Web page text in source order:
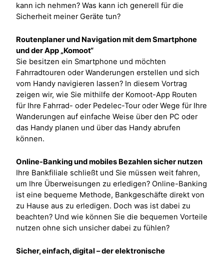
kann ich nehmen? Was kann ich generell für die
Sicherheit meiner Geräte tun?
Routenplaner und Navigation mit dem Smartphone
und der App „Komoot“
Sie besitzen ein Smartphone und möchten
Fahrradtouren oder Wanderungen erstellen und sich
vom Handy navigieren lassen? In diesem Vortrag
zeigen wir, wie Sie mithilfe der Komoot-App Routen
für Ihre Fahrrad- oder Pedelec-Tour oder Wege für Ihre
Wanderungen auf einfache Weise über den PC oder
das Handy planen und über das Handy abrufen
können.
Online-Banking und mobiles Bezahlen sicher nutzen
Ihre Bankfiliale schließt und Sie müssen weit fahren,
um Ihre Überweisungen zu erledigen? Online-Banking
ist eine bequeme Methode, Bankgeschäfte direkt von
zu Hause aus zu erledigen. Doch was ist dabei zu
beachten? Und wie können Sie die bequemen Vorteile
nutzen ohne sich unsicher dabei zu fühlen?
Sicher, einfach, digital – der elektronische